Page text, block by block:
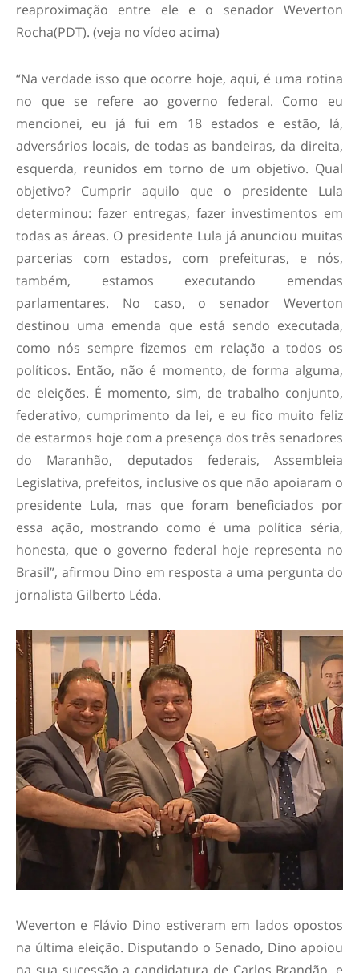
reaproximação entre ele e o senador Weverton
Rocha(PDT). (veja no vídeo acima)
“Na verdade isso que ocorre hoje, aqui, é uma rotina
no que se refere ao governo federal. Como eu
mencionei, eu já fui em 18 estados e estão, lá,
adversários locais, de todas as bandeiras, da direita,
esquerda, reunidos em torno de um objetivo. Qual
objetivo? Cumprir aquilo que o presidente Lula
determinou: fazer entregas, fazer investimentos em
todas as áreas. O presidente Lula já anunciou muitas
parcerias com estados, com prefeituras, e nós,
também, estamos executando emendas
parlamentares. No caso, o senador Weverton
destinou uma emenda que está sendo executada,
como nós sempre fizemos em relação a todos os
políticos. Então, não é momento, de forma alguma,
de eleições. É momento, sim, de trabalho conjunto,
federativo, cumprimento da lei, e eu fico muito feliz
de estarmos hoje com a presença dos três senadores
do Maranhão, deputados federais, Assembleia
Legislativa, prefeitos, inclusive os que não apoiaram o
presidente Lula, mas que foram beneficiados por
essa ação, mostrando como é uma política séria,
honesta, que o governo federal hoje representa no
Brasil”, afirmou Dino em resposta a uma pergunta do
jornalista Gilberto Léda.
Weverton e Flávio Dino estiveram em lados opostos
na última eleição. Disputando o Senado, Dino apoiou